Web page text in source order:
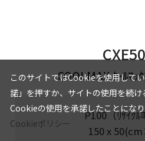
COOLMAX ｸｰﾙﾏｯ
P100（ﾘｻｲｸﾙ
150 x
このサイトではCookieを使用して
諾」を押すか、サイトの使用を続け
Cookieの使用を承諾したことになり
Cookieポリシー